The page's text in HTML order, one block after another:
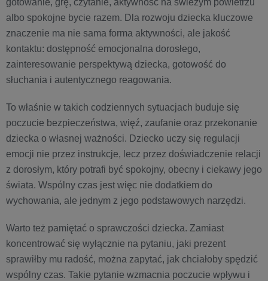
gotowanie, grę, czytanie, aktywność na świeżym powietrzu
albo spokojne bycie razem. Dla rozwoju dziecka kluczowe
znaczenie ma nie sama forma aktywności, ale jakość
kontaktu: dostępność emocjonalna dorosłego,
zainteresowanie perspektywą dziecka, gotowość do
słuchania i autentycznego reagowania.
To właśnie w takich codziennych sytuacjach buduje się
poczucie bezpieczeństwa, więź, zaufanie oraz przekonanie
dziecka o własnej ważności. Dziecko uczy się regulacji
emocji nie przez instrukcje, lecz przez doświadczenie relacji
z dorosłym, który potrafi być spokojny, obecny i ciekawy jego
świata. Wspólny czas jest więc nie dodatkiem do
wychowania, ale jednym z jego podstawowych narzędzi.
Warto też pamiętać o sprawczości dziecka. Zamiast
koncentrować się wyłącznie na pytaniu, jaki prezent
sprawiłby mu radość, można zapytać, jak chciałoby spędzić
wspólny czas. Takie pytanie wzmacnia poczucie wpływu i